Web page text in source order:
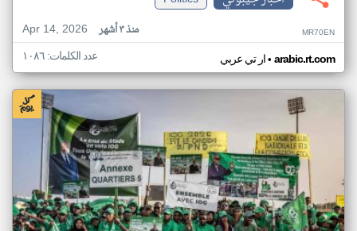
Apr 14, 2026
منذ ٣ أشهر MR70EN
ار تي عربي• arabic.rt.com عدد الكلمات: ١٠٨٦